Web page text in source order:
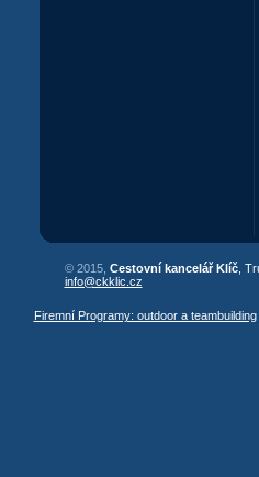
© 2015, Cestovní kancelář Klíč,
info@ckklic.cz
Firemní Programy: outdoor a teambuilding|